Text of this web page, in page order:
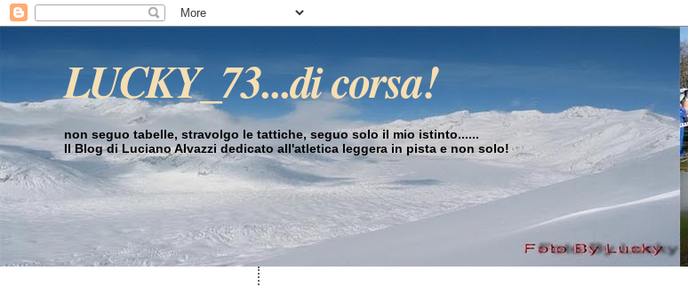
LUCKY_73...di corsa!
non seguo tabelle, stravolgo le tattiche, seguo solo il mio istinto......
Il Blog di Luciano Alvazzi dedicato all'atletica leggera in pista e non solo!